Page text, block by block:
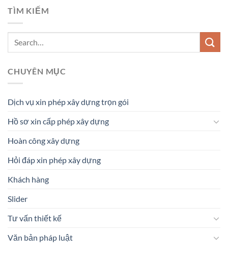
TÌM KIẾM
CHUYÊN MỤC
Dịch vụ xin phép xây dựng trọn gói
Hồ sơ xin cấp phép xây dựng
Hoàn công xây dựng
Hỏi đáp xin phép xây dựng
Khách hàng
Slider
Tư vấn thiết kế
Văn bản pháp luật